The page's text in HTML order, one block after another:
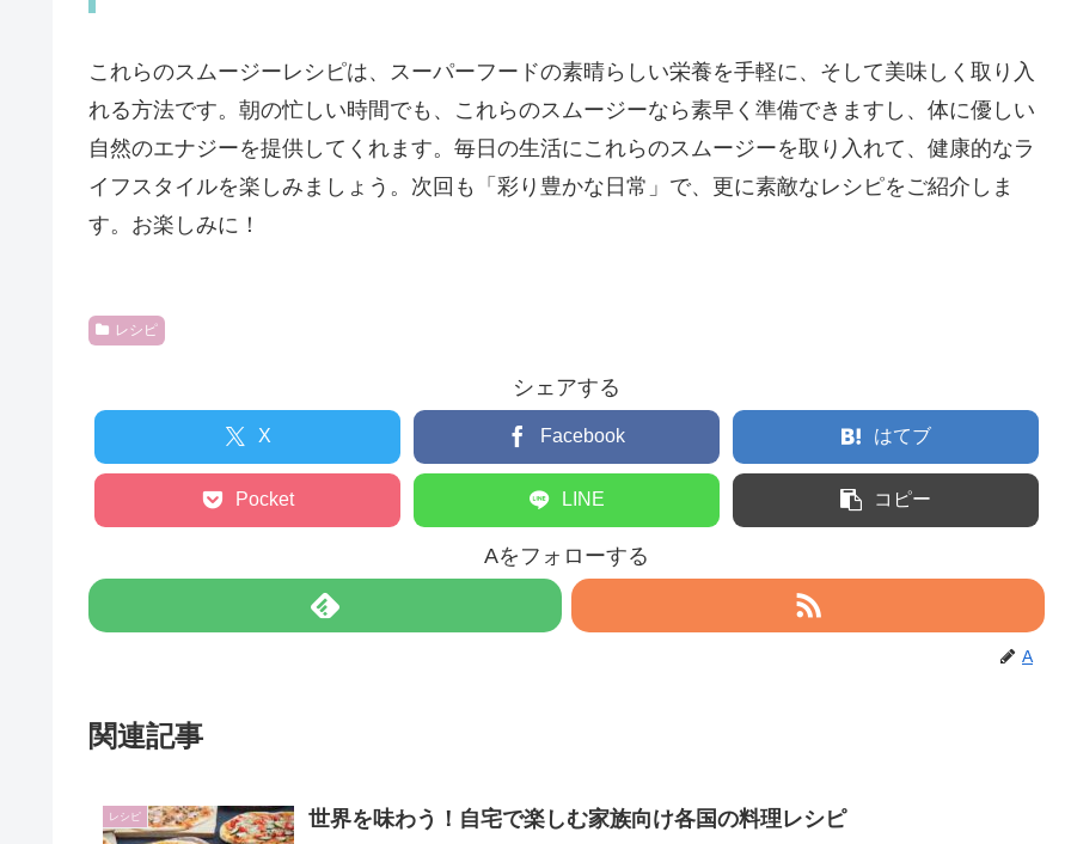
これらのスムージーレシピは、スーパーフードの素晴らしい栄養を手軽に、そして美味しく取り入
れる方法です。朝の忙しい時間でも、これらのスムージーなら素早く準備できますし、体に優しい
自然のエナジーを提供してくれます。毎日の生活にこれらのスムージーを取り入れて、健康的なラ
イフスタイルを楽しみましょう。次回も「彩り豊かな日常」で、更に素敵なレシピをご紹介しま
す。お楽しみに！
レシピ
シェアする
X Facebook はてブ
Pocket LINE コピー
Aをフォローする
A
関連記事
レシピ 世界を味わう！自宅で楽しむ家族向け各国の料理レシピ